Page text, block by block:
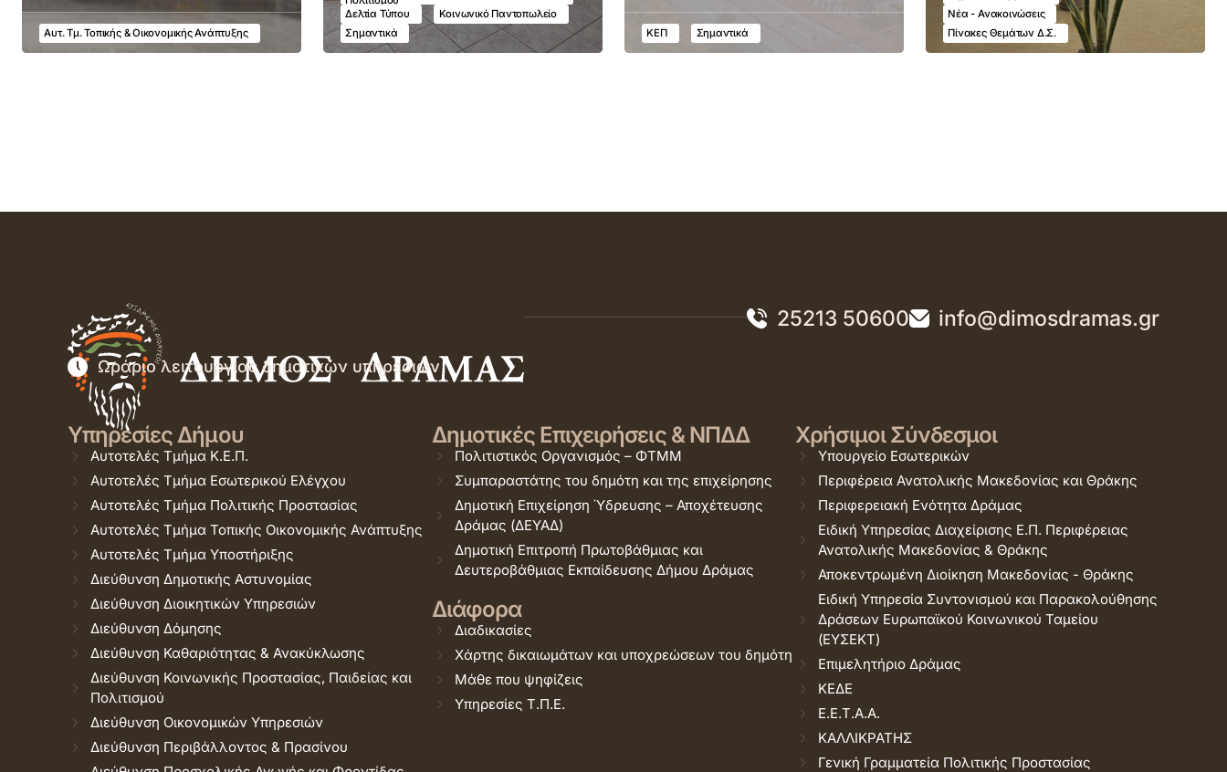
Αυτ. Τμ. Τοπικής & Οικονομικής Ανάπτυξης
Δελτία Τύπου
Κοινωνικό Παντοπωλείο
Σημαντικά
ΚΕΠ Σημαντικά
Νέα - Ανακοινώσεις
Πίνακες Θεμάτων Δ.Σ.
25213 50600 info@dimosdramas.gr
Ωράριο λειτουργίας δημοτικών υπηρεσιών
Υπηρεσίες Δήμου
Αυτοτελές Τμήμα Κ.Ε.Π.
Αυτοτελές Τμήμα Εσωτερικού Ελέγχου
Αυτοτελές Τμήμα Πολιτικής Προστασίας
Αυτοτελές Τμήμα Τοπικής Οικονομικής Ανάπτυξης
Αυτοτελές Τμήμα Υποστήριξης
Διεύθυνση Δημοτικής Αστυνομίας
Διεύθυνση Διοικητικών Υπηρεσιών
Διεύθυνση Δόμησης
Διεύθυνση Καθαριότητας & Ανακύκλωσης
Διεύθυνση Κοινωνικής Προστασίας, Παιδείας και
Πολιτισμού
Διεύθυνση Οικονομικών Υπηρεσιών
Διεύθυνση Περιβάλλοντος & Πρασίνου
Δημοτικές Επιχειρήσεις & ΝΠΔΔ
Πολιτιστικός Οργανισμός – ΦΤΜΜ
Συμπαραστάτης του δημότη και της επιχείρησης
Δημοτική Επιχείρηση Ύδρευσης – Αποχέτευσης
Δράμας (ΔΕΥΑΔ)
Δημοτική Επιτροπή Πρωτοβάθμιας και
Δευτεροβάθμιας Εκπαίδευσης Δήμου Δράμας
Διάφορα
Διαδικασίες
Χάρτης δικαιωμάτων και υποχρεώσεων του δημότη
Μάθε που ψηφίζεις
Υπηρεσίες Τ.Π.Ε.
Χρήσιμοι Σύνδεσμοι
Υπουργείο Εσωτερικών
Περιφέρεια Ανατολικής Μακεδονίας και Θράκης
Περιφερειακή Ενότητα Δράμας
Ειδική Υπηρεσίας Διαχείρισης Ε.Π. Περιφέρειας
Ανατολικής Μακεδονίας & Θράκης
Αποκεντρωμένη Διοίκηση Μακεδονίας - Θράκης
Ειδική Υπηρεσία Συντονισμού και Παρακολούθησης
Δράσεων Ευρωπαϊκού Κοινωνικού Ταμείου
(ΕΥΣΕΚΤ)
Επιμελητήριο Δράμας
ΚΕΔΕ
Ε.Ε.Τ.Α.Α.
ΚΑΛΛΙΚΡΑΤΗΣ
Γενική Γραμματεία Πολιτικής Προστασίας